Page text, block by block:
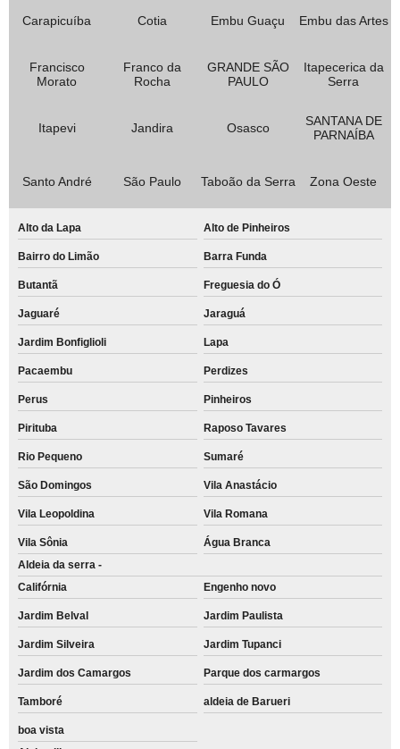
Carapicuíba Cotia Embu Guaçu Embu das Artes
Francisco
Morato
Franco da
Rocha
GRANDE SÃO
PAULO
Itapecerica da
Serra
Itapevi Jandira Osasco
SANTANA DE
PARNAÍBA
Santo André São Paulo Taboão da Serra Zona Oeste
Alto da Lapa Alto de Pinheiros
Bairro do Limão Barra Funda
Butantã Freguesia do Ó
Jaguaré Jaraguá
Jardim Bonfiglioli Lapa
Pacaembu Perdizes
Perus Pinheiros
Pirituba Raposo Tavares
Rio Pequeno Sumaré
São Domingos Vila Anastácio
Vila Leopoldina Vila Romana
Vila Sônia
Água Branca
Aldeia da serra -
Califórnia
Engenho novo
Jardim Belval Jardim Paulista
Jardim Silveira Jardim Tupanci
Jardim dos Camargos Parque dos carmargos
Tamboré aldeia de Barueri
boa vista